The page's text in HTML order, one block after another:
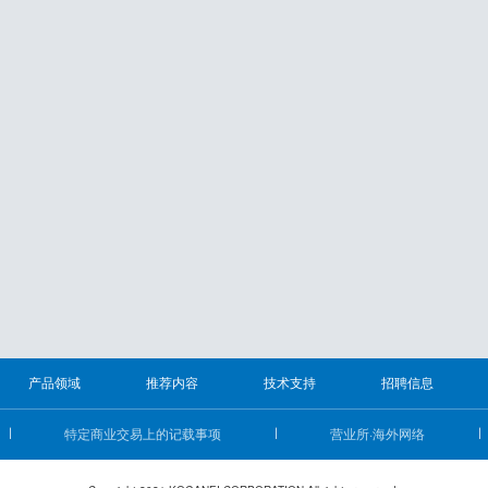
产品领域 推荐内容 技术支持 招聘信息
特定商业交易上的记载事项 营业所·海外网络